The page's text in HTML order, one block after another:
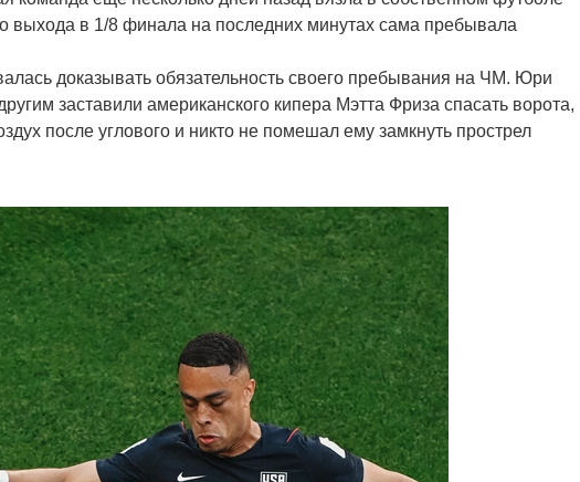
выхода в 1/8 финала на последних минутах сама пребывала
доказывать обязательность своего пребывания на ЧМ. Юри
заставили американского кипера Мэтта Фриза спасать ворота,
после углового и никто не помешал ему замкнуть прострел